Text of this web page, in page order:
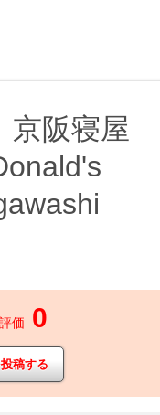
京阪寝屋
価 0
稿する